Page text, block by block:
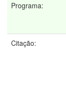
Programa:
Citação: